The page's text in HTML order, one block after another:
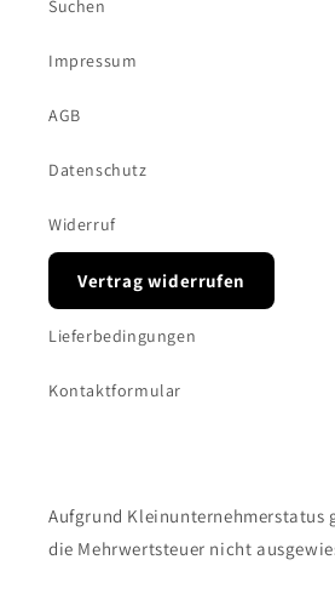
Suchen
Impressum
AGB
Datenschutz
Widerruf
Vertrag widerrufen
Lieferbedingungen
Kontaktformular
Aufgrund Kleinunternehmerstatus
die Mehrwertsteuer nicht